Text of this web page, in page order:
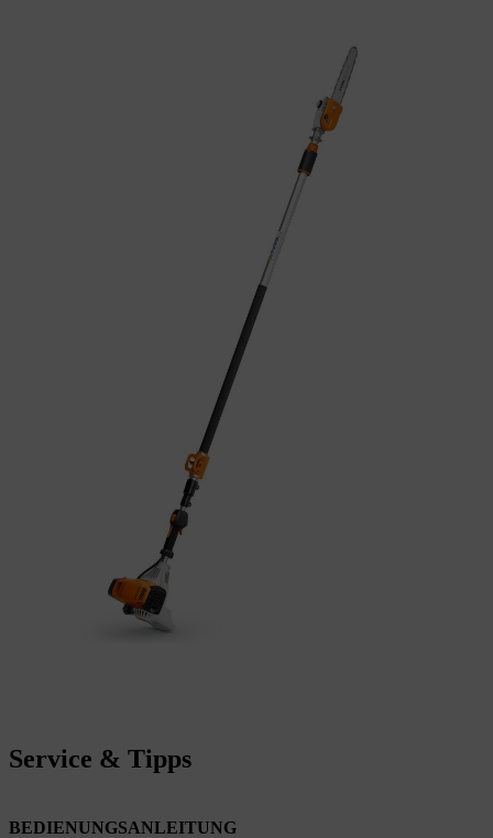
Service & Tipps
BEDIENUNGSANLEITUNG